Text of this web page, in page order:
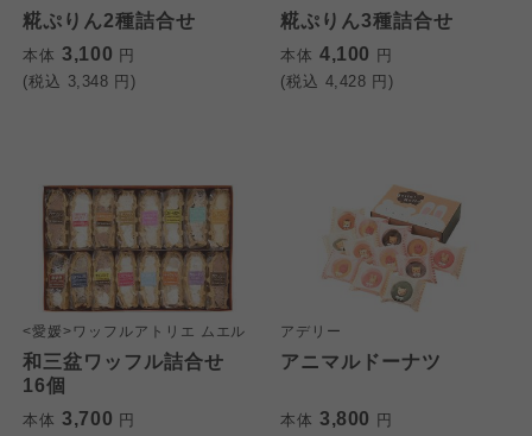
糀ぷりん2種詰合せ
本体 3,100 円
(税込 3,348 円)
糀ぷりん3種詰合せ
本体 4,100 円
(税込 4,428 円)
<愛媛>ワッフルアトリエ ムエル
和三盆ワッフル詰合せ
16個
本体 3,700 円
アデリー
アニマルドーナツ
本体 3,800 円